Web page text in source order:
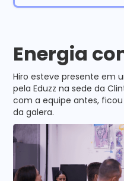
Energia
Hiro esteve presente em
pela Eduzz na sede da
com a equipe antes,
da galera.